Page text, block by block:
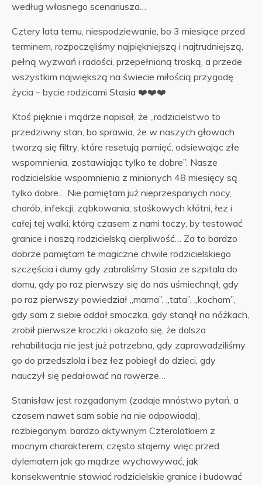
według własnego scenariusza…
Cztery lata temu, niespodziewanie, bo 3 miesiące przed
terminem, rozpoczęliśmy najpiękniejszą i najtrudniejszą,
pełną wyzwań i radości, przepełnioną troską, a przede
wszystkim największą na świecie miłością przygodę
życia – bycie rodzicami Stasia ❤️❤️❤️
Ktoś pięknie i mądrze napisał, że „rodzicielstwo to
przedziwny stan, bo sprawia, że w naszych głowach
tworzą się filtry, które resetują pamięć, odsiewając złe
wspomnienia, zostawiając tylko te dobre”. Nasze
rodzicielskie wspomnienia z minionych 48 miesięcy są
tylko dobre… Nie pamiętam już nieprzespanych nocy,
chorób, infekcji, ząbkowania, staśkowych kłótni, łez i
całej tej walki, którą czasem z nami toczy, by testować
granice i naszą rodzicielską cierpliwość… Za to bardzo
dobrze pamiętam te magiczne chwile rodzicielskiego
szczęścia i dumy gdy zabraliśmy Stasia ze szpitala do
domu, gdy po raz pierwszy się do nas uśmiechnął, gdy
po raz pierwszy powiedział „mama”, „tata”, „kocham”,
gdy sam z siebie oddał smoczka, gdy stanął na nóżkach,
zrobił pierwsze kroczki i okazało się, że dalsza
rehabilitacja nie jest już potrzebna, gdy zaprowadziliśmy
go do przedszlola i bez łez pobiegł do dzieci, gdy
nauczył się pedałować na rowerze…
Stanisław jest rozgadanym (zadaje mnóstwo pytań, a
czasem nawet sam sobie na nie odpowiada),
rozbieganym, bardzo aktywnym Czterolatkiem z
mocnym charakterem; często stajemy więc przed
dylematem jak go mądrze wychowywać, jak
konsekwentnie stawiać rodzicielskie granice i budować